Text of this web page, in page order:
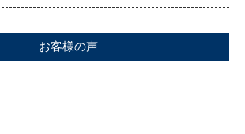
お客様の声